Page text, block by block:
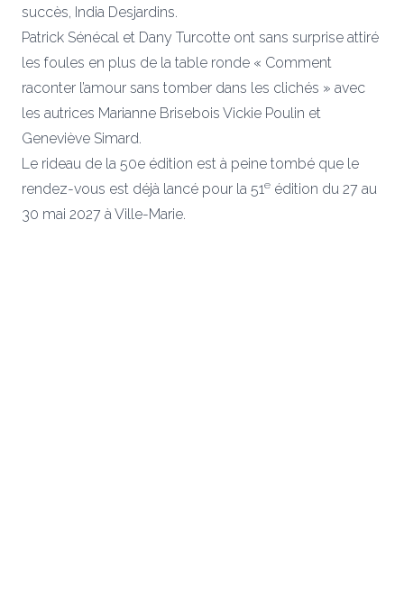
succès, India Desjardins.
Patrick Sénécal et Dany Turcotte ont sans surprise attiré
les foules en plus de la table ronde « Comment
raconter l’amour sans tomber dans les clichés » avec
les autrices Marianne Brisebois Vickie Poulin et
Geneviève Simard.
Le rideau de la 50e édition est à peine tombé que le
rendez-vous est déjà lancé pour la 51e édition du 27 au
30 mai 2027 à Ville-Marie.